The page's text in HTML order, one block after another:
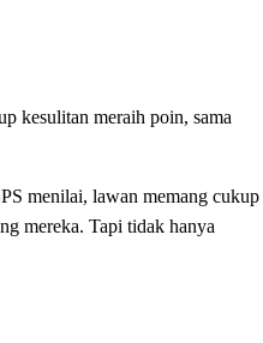
kesulitan meraih poin, sama
menilai, lawan memang cukup
mereka. Tapi tidak hanya